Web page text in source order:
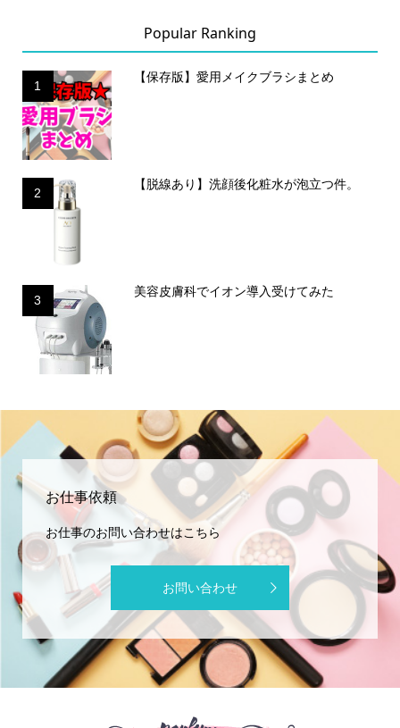
Popular Ranking
1
【保存版】愛用メイクブラシまとめ
2
【脱線あり】洗顔後化粧水が泡立つ件。
3
美容皮膚科でイオン導入受けてみた
お仕事依頼
お仕事のお問い合わせはこちら
お問い合わせ